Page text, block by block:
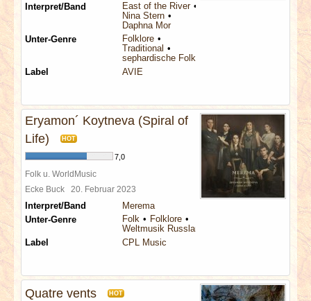
Interpret/Band
East of the River
Nina Stern
Daphna Mor
Unter-Genre
Folklore
Traditional
sephardische Folklore
Label
AVIE
Eryamon´ Koytneva (Spiral of
Life)
HOT
7,0
Folk u. WorldMusic
Ecke Buck 20. Februar 2023
Interpret/Band
Merema
Unter-Genre
Folk
Folklore
Weltmusik Russland
Label
CPL Music
Quatre vents HOT